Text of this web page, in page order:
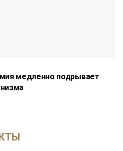
медленно подрывает